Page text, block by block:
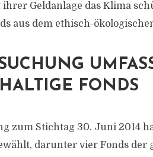
Geldanlage das Klima
aus dem ethisch-
FONDS
zum Stichtag 30. Juni 2014
darunter vier Fonds